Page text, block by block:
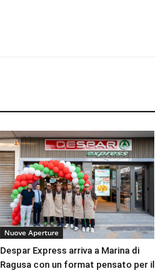
Nuove Aperture
Despar Express arriva a Marina di
Ragusa con un format pensato per il